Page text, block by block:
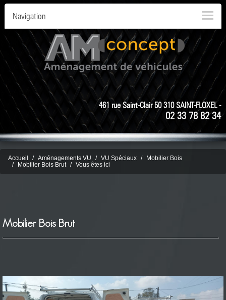
Navigation
461 rue Saint-Clair 50 310 SAINT-FLOXEL -
02 33 78 82 34
Accueil Aménagements VU VU Spéciaux
Mobilier Bois
Mobilier Bois Brut
Vous êtes ici
Mobilier Bois Brut